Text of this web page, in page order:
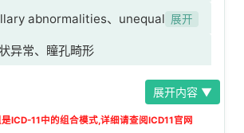
、瞳孔不对称或不等大 [possible
孔不对称或不等大
abnormalities、unequal 展开
异常、瞳孔畸形
ICD-11中的组合模式,详细请查阅ICD11官网
展开内容 ▼